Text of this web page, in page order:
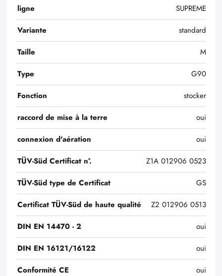
ligne
SUPREME
Variante
standard
Taille
M
Type
G90
Fonction
stocker
raccord de mise à la terre
oui
connexion d'aération
oui
TÜV-Süd Certificat n°.
Z1A 012906 0523
TÜV-Süd type de Certificat
GS
Certificat TÜV-Süd de haute qualité
Z2 012906 0513
DIN EN 14470 - 2
oui
DIN EN 16121/16122
oui
Conformité CE
oui